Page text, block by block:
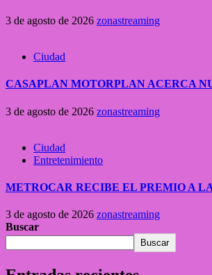
3 de agosto de 2026 zonastreaming
Ciudad
CASAPLAN MOTORPLAN ACERCA
3 de agosto de 2026 zonastreaming
Ciudad
Entretenimiento
METROCAR RECIBE EL PREMIO A
3 de agosto de 2026 zonastreaming
Buscar
Buscar